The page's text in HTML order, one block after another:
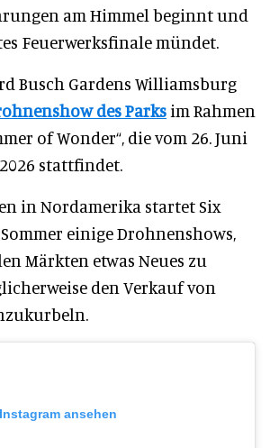
am Himmel beginnt und
Feuerwerksfinale mündet.
Busch Gardens Williamsburg
des Parks im Rahmen
of Wonder“, die vom 26. Juni
stattfindet.
in Nordamerika startet Six
einige Drohnenshows,
Märkten etwas Neues zu
den Verkauf von
ansehen